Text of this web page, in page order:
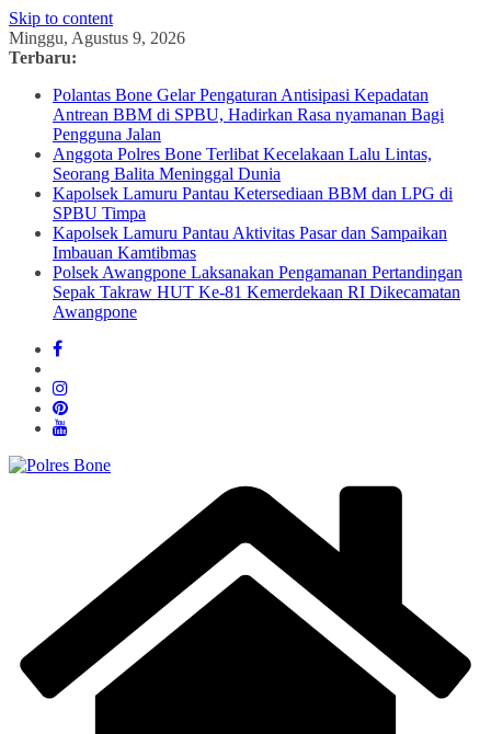
Skip to content
Minggu, Agustus 9, 2026
Terbaru:
Polantas Bone Gelar Pengaturan Antisipasi Kepadatan
Antrean BBM di SPBU, Hadirkan Rasa nyamanan Bagi
Pengguna Jalan
Anggota Polres Bone Terlibat Kecelakaan Lalu Lintas,
Seorang Balita Meninggal Dunia
Kapolsek Lamuru Pantau Ketersediaan BBM dan LPG di
SPBU Timpa
Kapolsek Lamuru Pantau Aktivitas Pasar dan Sampaikan
Imbauan Kamtibmas
Polsek Awangpone Laksanakan Pengamanan Pertandingan
Sepak Takraw HUT Ke-81 Kemerdekaan RI Dikecamatan
Awangpone